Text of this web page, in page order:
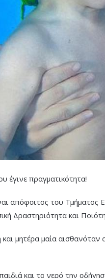
έγινε πραγματικότητα!
απόφοιτος του Τμήματος
Δραστηριότητα και
μητέρα μαία
και το νερό την